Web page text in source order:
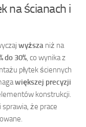
na ścianach i
wyższa niż na
do 30% , co wynika z
płytek ściennych
większej precyzji
konstrukcji.
sprawia, że prace